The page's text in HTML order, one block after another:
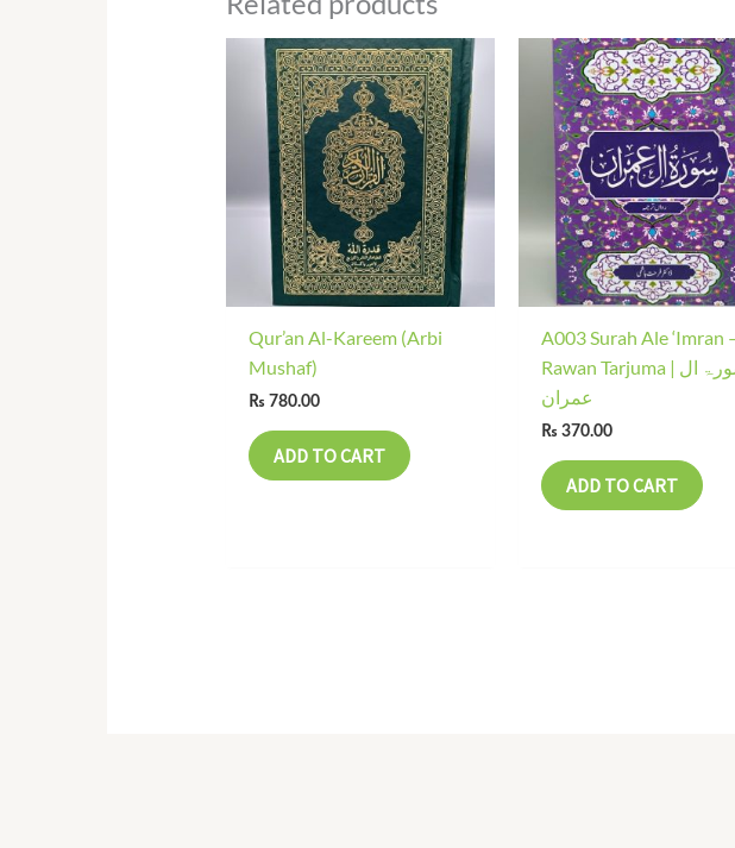
Qur’an Al-Kareem (Arbi
Mushaf)
₨ 780.00
ADD TO CART
A003 Surah Ale ‘Imran
Rawan Tarjuma | سورۃ ال
عمران
₨ 370.00
ADD TO CART